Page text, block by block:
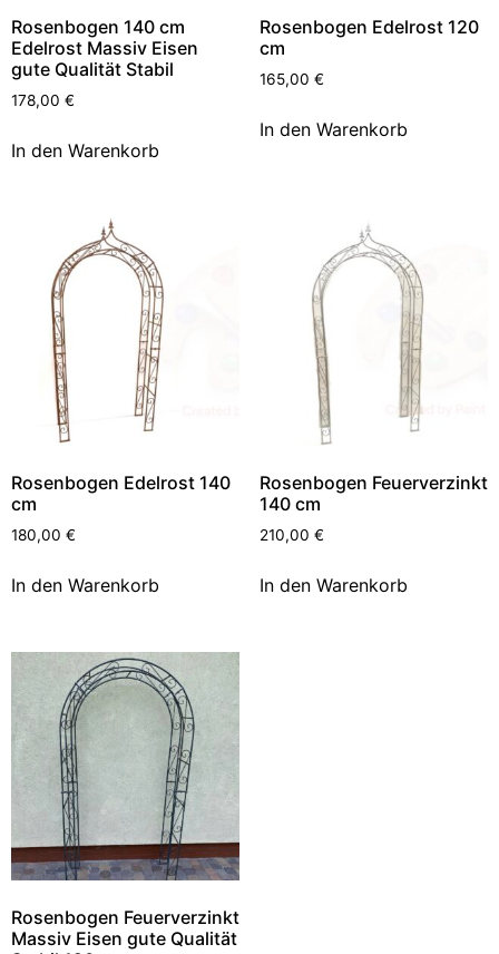
Rosenbogen 140 cm
Edelrost Massiv Eisen
gute Qualität Stabil
178,00 €
In den Warenkorb
Rosenbogen Edelrost 120
cm
165,00 €
In den Warenkorb
Rosenbogen Edelrost 140
cm
180,00 €
In den Warenkorb
Rosenbogen Feuerverzinkt
140 cm
210,00 €
In den Warenkorb
Rosenbogen Feuerverzinkt
Massiv Eisen gute Qualität